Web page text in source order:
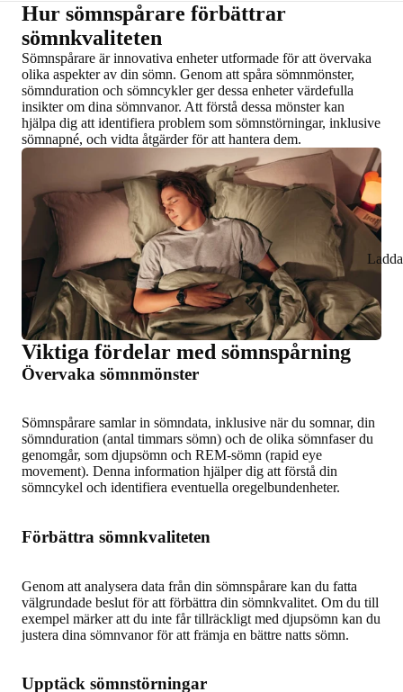
Hur sömnspårare förbättrar
sömnkvaliteten
Sömnspårare är innovativa enheter utformade för att övervaka
olika aspekter av din sömn. Genom att spåra sömnmönster,
sömnduration och sömncykler ger dessa enheter värdefulla
insikter om dina sömnvanor. Att förstå dessa mönster kan
hjälpa dig att identifiera problem som sömnstörningar, inklusive
sömnapné, och vidta åtgärder för att hantera dem.
Viktiga fördelar med sömnspårning
Övervaka sömnmönster
Sömnspårare samlar in sömndata, inklusive när du somnar, din
sömnduration (antal timmars sömn) och de olika sömnfaser du
genomgår, som djupsömn och REM-sömn (rapid eye
movement). Denna information hjälper dig att förstå din
sömncykel och identifiera eventuella oregelbundenheter.
Förbättra sömnkvaliteten
Genom att analysera data från din sömnspårare kan du fatta
välgrundade beslut för att förbättra din sömnkvalitet. Om du till
exempel märker att du inte får tillräckligt med djupsömn kan du
justera dina sömnvanor för att främja en bättre natts sömn.
Upptäck sömnstörningar